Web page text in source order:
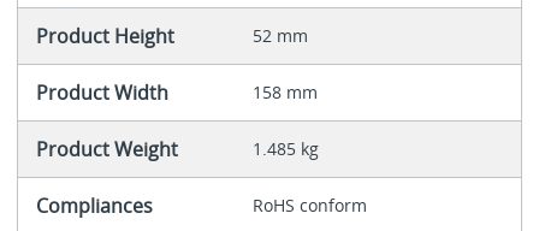
Product Height 52 mm
Product Width 158 mm
Product Weight 1.485 kg
Compliances RoHS conform